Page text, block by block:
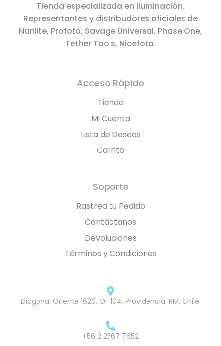
Tienda especializada en iluminación.
Representantes y distribudores oficiales de
Nanlite, Profoto, Savage Universal, Phase One,
Tether Tools, Nicefoto.
Acceso Rápido
Tienda
Mi Cuenta
Lista de Deseos
Carrito
Soporte
Rastrea tu Pedido
Contáctanos
Devoluciones
Términos y Condiciones
Diagonal Oriente 1620, OF 104, Providencia. RM. Chile.
+56 2 2567 7652